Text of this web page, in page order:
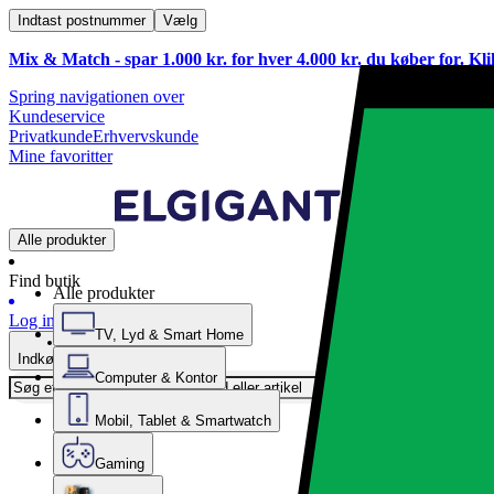
Indtast postnummer Vælg
Mix & Match - spar 1.000 kr. for hver 4.000 kr. du køber for.
Spring navigationen over
Kundeservice
PrivatkundeErhvervskunde
Mine favoritter
Alle produkter
Find butik
Log ind
Indkøbskurv
Alle produkter
TV, Lyd & Smart Home
Computer & Kontor
Mobil, Tablet & Smartwatch
Gaming